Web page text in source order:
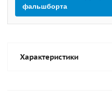
фальшборта
Характеристики